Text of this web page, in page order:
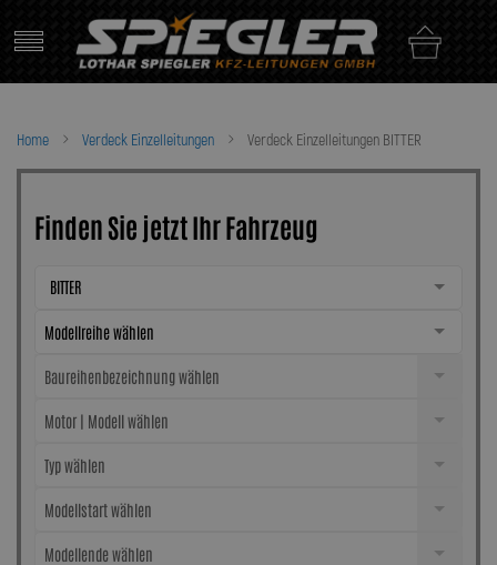
content
Home Verdeck Einzelleitungen Verdeck Einzelleitungen BITTER
Finden Sie jetzt Ihr Fahrzeug
BITTER
Modellreihe wählen
Baureihenbezeichnung wählen
Motor | Modell wählen
Typ wählen
Modellstart wählen
Modellende wählen